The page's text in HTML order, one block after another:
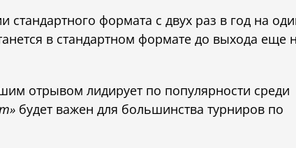
формата с двух раз в год на
в стандартном формате до выхода еще
отрывом лидирует по популярности среди
будет важен для большинства турниров по